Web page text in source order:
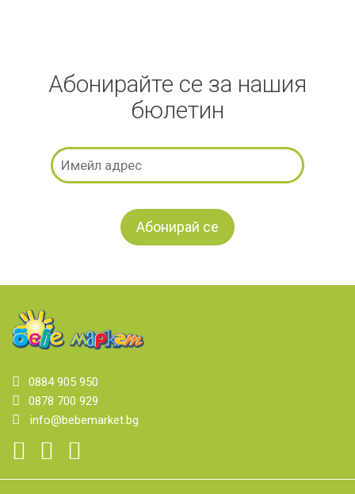
Абонирайте се за нашия
бюлетин
0884 905 950
0878 700 929
info@bebemarket.bg